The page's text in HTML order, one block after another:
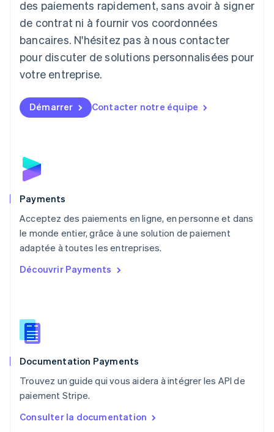
des paiements rapidement, sans avoir à signer
de contrat ni à fournir vos coordonnées
bancaires. N'hésitez pas à nous contacter
pour discuter de solutions personnalisées pour
votre entreprise.
Démarrer Contacter notre équipe
Payments
Acceptez des paiements en ligne, en personne et dans
le monde entier, grâce à une solution de paiement
adaptée à toutes les entreprises.
Découvrir Payments
Documentation Payments
Trouvez un guide qui vous aidera à intégrer les API de
paiement Stripe.
Consulter la documentation
Liechtenstein
DeutschEnglish
Lituanie
Luxembourg
FrançaisDeutschEnglish
English简体中文
Malte
Norvège
English
English
NederlandsEnglish
Pologne
English
PortuguêsEnglish
English
Roumanie
Royaume-Uni
Singapour
English 简体中文
English